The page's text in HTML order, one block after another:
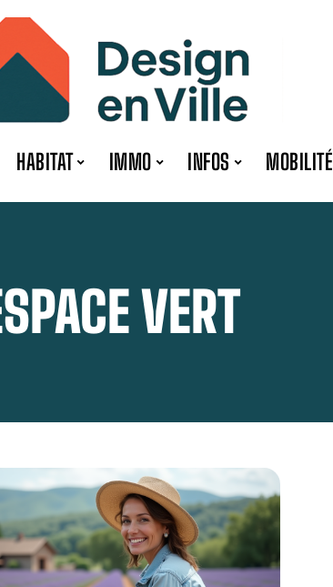
HABITAT IMMO INFOS MOBILITÉ
VERT